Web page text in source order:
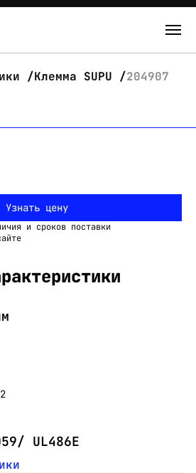
Контакты
Клемма SUPU 204907
Узнать цену
и сроков поставки
UL486E